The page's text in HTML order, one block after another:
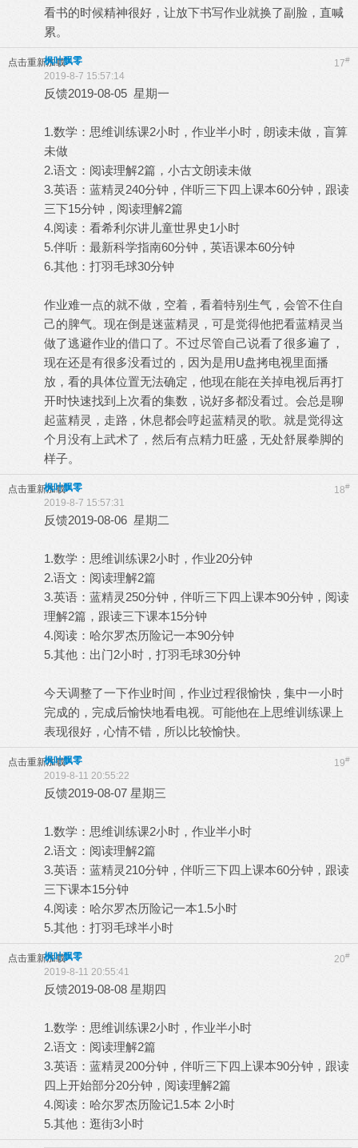
看书的时候精神很好，让放下书写作业就换了副脸，直喊
累。
点击重新加载 17#
枫叶飘零
2019-8-7 15:57:14
反馈2019-08-05 星期一
1.数学：思维训练课2小时，作业半小时，朗读未做，盲算
未做
2.语文：阅读理解2篇，小古文朗读未做
3.英语：蓝精灵240分钟，伴听三下四上课本60分钟，跟读
三下15分钟，阅读理解2篇
4.阅读：看希利尔讲儿童世界史1小时
5.伴听：最新科学指南60分钟，英语课本60分钟
6.其他：打羽毛球30分钟
作业难一点的就不做，空着，看着特别生气，会管不住自
己的脾气。现在倒是迷蓝精灵，可是觉得他把看蓝精灵当
做了逃避作业的借口了。不过尽管自己说看了很多遍了，
现在还是有很多没看过的，因为是用U盘拷电视里面播
放，看的具体位置无法确定，他现在能在关掉电视后再打
开时快速找到上次看的集数，说好多都没看过。会总是聊
起蓝精灵，走路，休息都会哼起蓝精灵的歌。就是觉得这
个月没有上武术了，然后有点精力旺盛，无处舒展拳脚的
样子。
点击重新加载 18#
枫叶飘零
2019-8-7 15:57:31
反馈2019-08-06 星期二
1.数学：思维训练课2小时，作业20分钟
2.语文：阅读理解2篇
3.英语：蓝精灵250分钟，伴听三下四上课本90分钟，阅读
理解2篇，跟读三下课本15分钟
4.阅读：哈尔罗杰历险记一本90分钟
5.其他：出门2小时，打羽毛球30分钟
今天调整了一下作业时间，作业过程很愉快，集中一小时
完成的，完成后愉快地看电视。可能他在上思维训练课上
表现很好，心情不错，所以比较愉快。
点击重新加载 19#
枫叶飘零
2019-8-11 20:55:22
反馈2019-08-07 星期三
1.数学：思维训练课2小时，作业半小时
2.语文：阅读理解2篇
3.英语：蓝精灵210分钟，伴听三下四上课本60分钟，跟读
三下课本15分钟
4.阅读：哈尔罗杰历险记一本1.5小时
5.其他：打羽毛球半小时
点击重新加载 20#
枫叶飘零
2019-8-11 20:55:41
反馈2019-08-08 星期四
1.数学：思维训练课2小时，作业半小时
2.语文：阅读理解2篇
3.英语：蓝精灵200分钟，伴听三下四上课本90分钟，跟读
四上开始部分20分钟，阅读理解2篇
4.阅读：哈尔罗杰历险记1.5本 2小时
5.其他：逛街3小时